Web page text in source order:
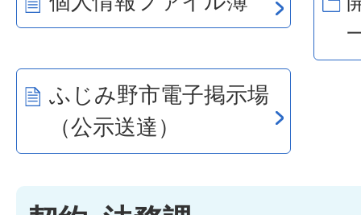
ふじみ野市電子掲示場
（公示送達）